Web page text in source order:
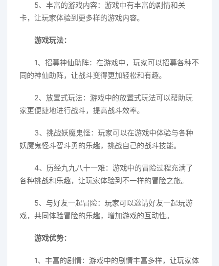
5、丰富的游戏内容：游戏中有丰富的剧情和关
卡，让玩家体验到更多样的游戏内容。
游戏玩法：
1、招募神仙助阵：在游戏中，玩家可以招募各种不
同的神仙助阵，让战斗变得更加轻松和有趣。
2、放置式玩法：游戏中的放置式玩法可以帮助玩
家更便捷地进行战斗，提高战斗效率。
3、挑战妖魔鬼怪：玩家可以在游戏中体验与各种
妖魔鬼怪斗智斗勇的乐趣，挑战自己的战斗技能。
4、历经九九八十一难：游戏中的冒险过程充满了
各种挑战和乐趣，让玩家体验到不一样的冒险之旅。
5、与好友一起冒险：玩家可以邀请好友一起玩游
戏，共同体验冒险的乐趣，增加游戏的互动性。
游戏优势：
1、丰富的剧情：游戏中的剧情丰富多样，让玩家体